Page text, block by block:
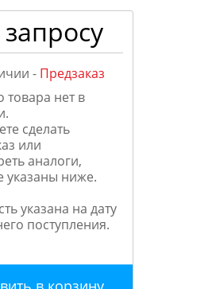
- Предзаказ
товара нет в
сделать
или
аналоги,
указаны ниже.
указана на дату
поступления.